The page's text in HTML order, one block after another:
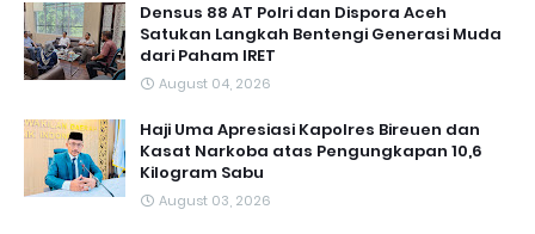
Densus 88 AT Polri dan Dispora Aceh
Satukan Langkah Bentengi Generasi Muda
dari Paham IRET
August 04, 2026
Haji Uma Apresiasi Kapolres Bireuen dan
Kasat Narkoba atas Pengungkapan 10,6
Kilogram Sabu
August 03, 2026